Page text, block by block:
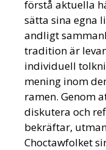
förstå aktuella
sätta sina egna
andligt
tradition är
individuell
mening inom
ramen. Genom
diskutera och
bekräftar,
Choctawfolket